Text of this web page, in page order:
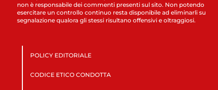
non è responsabile dei commenti presenti sul sito. Non potendo
esercitare un controllo continuo resta disponibile ad eliminarli su
segnalazione qualora gli stessi risultano offensivi e oltraggiosi.
POLICY EDITORIALE
CODICE ETICO CONDOTTA